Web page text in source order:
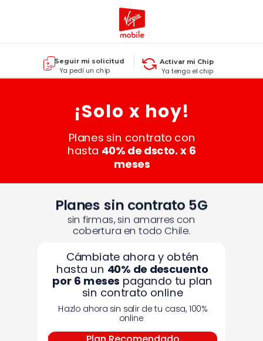
Cámbiate ahora y obtén
hasta un 40% dedescuento
por 6 meses pagando tu plan
sin contrato online
Hazlo ahora sin salir de tu casa, 100%
online
Planes sin contrato 5G
sin firmas, sin amarres con
cobertura en todo Chile.
Seguir mi solicitud Activar mi Chip
Ya tengo el chip
Ya pedí un chip
¡Solo x hoy!
Planes sin contrato con
hasta 40% de dscto. x 6
meses